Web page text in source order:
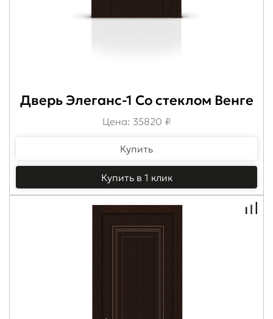
Дверь Элеганс-1 Со стеклом Венге
Цена: 35820 ₽
Купить
Купить в 1 клик